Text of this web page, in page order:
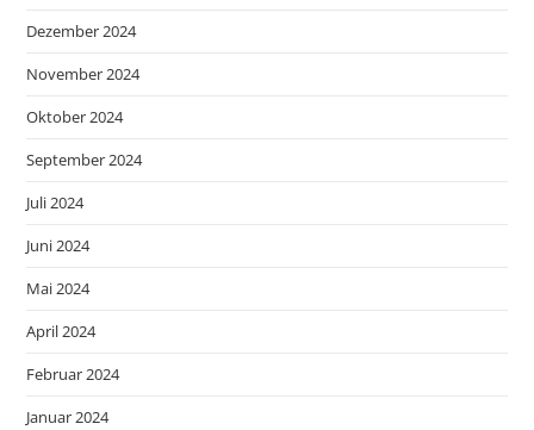
Dezember 2024
November 2024
Oktober 2024
September 2024
Juli 2024
Juni 2024
Mai 2024
April 2024
Februar 2024
Januar 2024